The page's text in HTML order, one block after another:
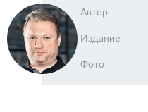
Автор
Издание
Фото